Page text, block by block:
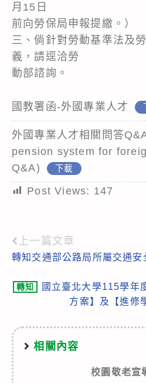
月15日
前向勞保局申報提繳。）
三、倘針對勞動基準法及
義，請逕洽勞
動部諮詢。
國教署函-外國專業人才
外國專業人才相關問答
pension system for
Q&A)
下載
Post Views: 147
Read
more
articles
上一篇文章
轉知交通部公路局所屬交通安
轉知
國立臺北大學115學年
方案】及【進修
相關內容
校園敬老宣